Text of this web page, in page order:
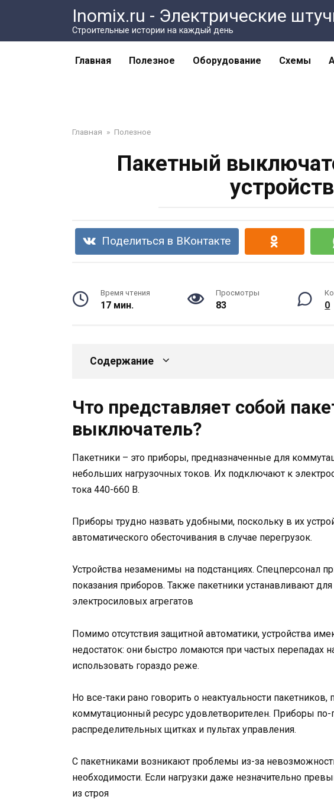
Inomix.ru - Электрические
Cтроительные истории на каждый день
Главная Полезное Оборудование Схемы
Главная » Полезное
Пакетный
Поделиться в ВКонтакте
Время чтения
17 мин.
Просмотры
83 0
Содержание
Что представляет собой
выключатель?
Пакетники – это приборы, предназначенные для
небольших нагрузочных токов. Их подключают к
тока 440-660 В.
Приборы трудно назвать удобными, поскольку в их
автоматического обесточивания в случае перегрузок.
Устройства незаменимы на подстанциях. Спецперсонал
показания приборов. Также пакетники устанавливают
электросиловых агрегатов
Помимо отсутствия защитной автоматики, устройства
недостаток: они быстро ломаются при частых перепадах
использовать гораздо реже.
Но все-таки рано говорить о неактуальности
коммутационный ресурс удовлетворителен. Приборы
распределительных щитках и пультах управления.
С пакетниками возникают проблемы из-за
необходимости. Если нагрузки даже незначительно
из строя